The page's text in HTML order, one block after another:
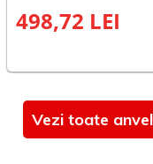
498,72 LEI
Vezi toate